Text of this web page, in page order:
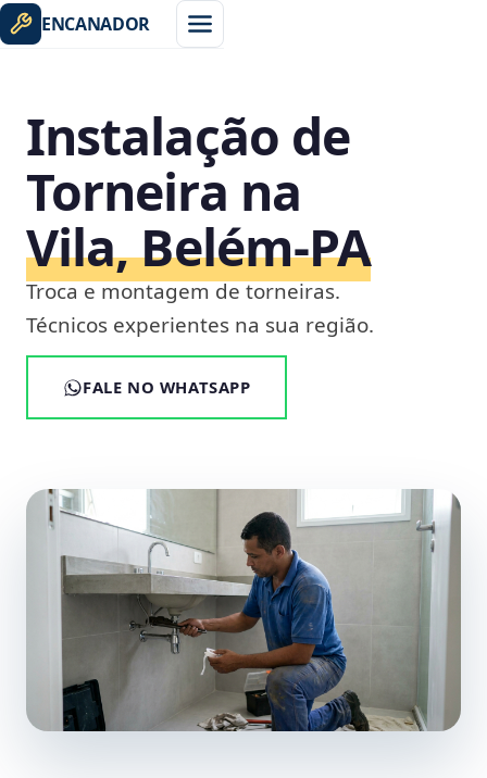
ENCANADOR
Instalação de
Torneira na
Vila, Belém‑PA
Troca e montagem de torneiras.
Técnicos experientes na sua região.
FALE NO WHATSAPP